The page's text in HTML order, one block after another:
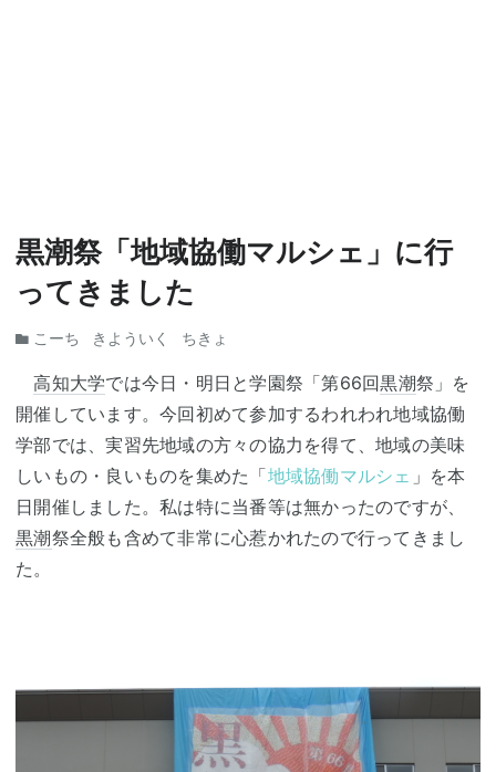
黒潮祭「地域協働マルシェ」に行
ってきました
こーち きよういく ちきょ
高知大学では今日・明日と学園祭「第66回黒潮祭」を
開催しています。今回初めて参加するわれわれ地域協働
学部では、実習先地域の方々の協力を得て、地域の美味
しいもの・良いものを集めた「地域協働マルシェ 」を本
日開催しました。私は特に当番等は無かったのですが、
黒潮祭全般も含めて非常に心惹かれたので行ってきまし
た。